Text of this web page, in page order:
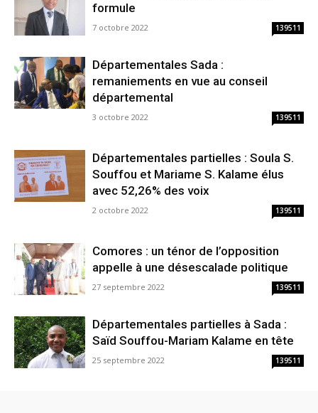
formule
7 octobre 2022 139511
Départementales Sada :
remaniements en vue au conseil
départemental
3 octobre 2022 139511
Départementales partielles : Soula S.
Souffou et Mariame S. Kalame élus
avec 52,26% des voix
2 octobre 2022 139511
Comores : un ténor de l’opposition
appelle à une désescalade politique
27 septembre 2022 139511
Départementales partielles à Sada :
Saïd Souffou-Mariam Kalame en tête
25 septembre 2022 139511